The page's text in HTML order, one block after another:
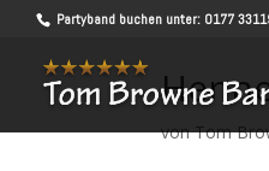
Partyband buchen unter: 0177
vonTom